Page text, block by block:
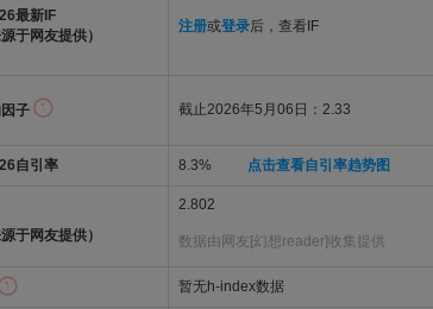
最新IF
源于网友提供）
注册或登录后，查看IF
子 截止2026年5月06日：2.33
自引率 8.3% 点击查看自引率趋势图
源于网友提供）
2.802
数据由网友[幻想reader]收集提供
暂无h-index数据